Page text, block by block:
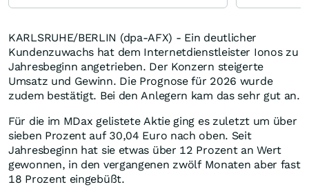
KARLSRUHE/BERLIN (dpa-AFX) - Ein deutlicher
Kundenzuwachs hat dem Internetdienstleister Ionos zu
Jahresbeginn angetrieben. Der Konzern steigerte
Umsatz und Gewinn. Die Prognose für 2026 wurde
zudem bestätigt. Bei den Anlegern kam das sehr gut an.
Für die im MDax gelistete Aktie ging es zuletzt um über
sieben Prozent auf 30,04 Euro nach oben. Seit
Jahresbeginn hat sie etwas über 12 Prozent an Wert
gewonnen, in den vergangenen zwölf Monaten aber fast
18 Prozent eingebüßt.